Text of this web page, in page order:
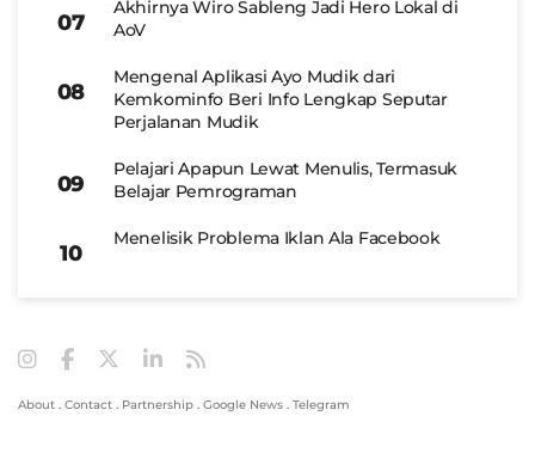
Akhirnya Wiro Sableng Jadi Hero Lokal di
AoV
Mengenal Aplikasi Ayo Mudik dari
Kemkominfo Beri Info Lengkap Seputar
Perjalanan Mudik
Pelajari Apapun Lewat Menulis, Termasuk
Belajar Pemrograman
Menelisik Problema Iklan Ala Facebook
About . Contact . Partnership . Google News . Telegram